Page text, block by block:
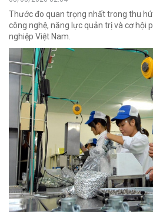
Thước đo quan trọng nhất trong thu
công nghệ, năng lực quản trị và cơ hội
nghiệp Việt Nam.